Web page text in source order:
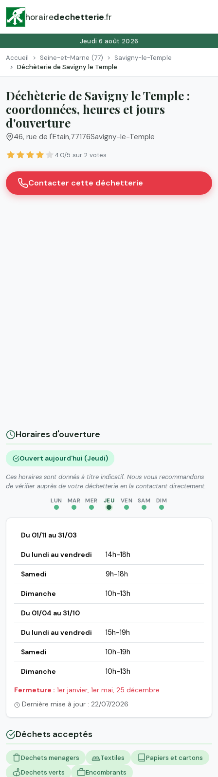
horairedechetterie.fr
Jeudi 6 août 2026
Accueil Seine-et-Marne (77)
Savigny-le-Temple
Déchèterie de Savigny le Temple
Déchèterie de Savigny le Temple :
coordonnées, heures et jours
d'ouverture
46, rue de l'Etain,77176Savigny-le-Temple
4.0/5 sur 2 votes
Contacter cette déchetterie
Horaires d'ouverture
Ouvert aujourd'hui (Jeudi)
Ces horaires sont donnés à titre indicatif. Nous vous recommandons
de vérifier auprès de votre déchetterie en la contactant directement.
LUN MAR MER JEU VEN SAM DIM
Du 01/11 au 31/03
Du lundi au vendredi 14h-18h
Samedi 9h-18h
Dimanche 10h-13h
Du 01/04 au 31/10
Du lundi au vendredi 15h-19h
Samedi 10h-19h
Dimanche 10h-13h
Fermeture : 1er janvier, 1er mai, 25 décembre
Dernière mise à jour : 22/07/2026
Déchets acceptés
Dechets menagers Textiles
Papiers et cartons
Dechets verts
Encombrants